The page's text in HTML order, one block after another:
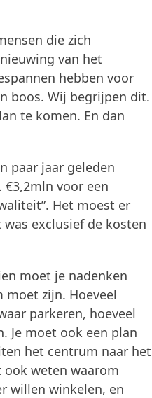
die zich
van het
hebben voor
boos. Wij begrijpen dit.
te komen. En dan
paar jaar geleden
voor een
Het moest er
exclusief de kosten
moet je nadenken
moet zijn. Hoeveel
parkeren, hoeveel
Je moet ook een plan
het centrum naar het
weten waarom
willen winkelen, en